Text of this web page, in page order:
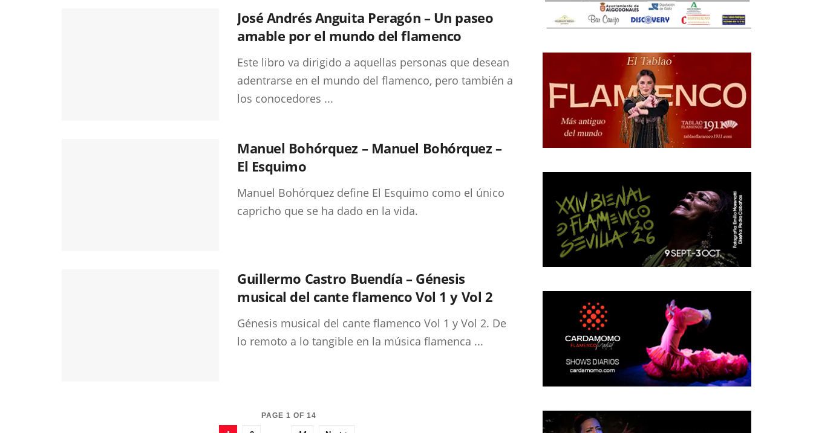
José Andrés Anguita Peragón – Un paseo
amable por el mundo del flamenco
Este libro va dirigido a aquellas personas que desean
adentrarse en el mundo del flamenco, pero también a
los conocedores ...
Manuel Bohórquez – Manuel Bohórquez –
El Esquimo
Manuel Bohórquez define El Esquimo como el único
capricho que se ha dado en la vida.
Guillermo Castro Buendía – Génesis
musical del cante flamenco Vol 1 y Vol 2
Génesis musical del cante flamenco Vol 1 y Vol 2. De
lo remoto a lo tangible en la música flamenca ...
PAGE 1 OF 14